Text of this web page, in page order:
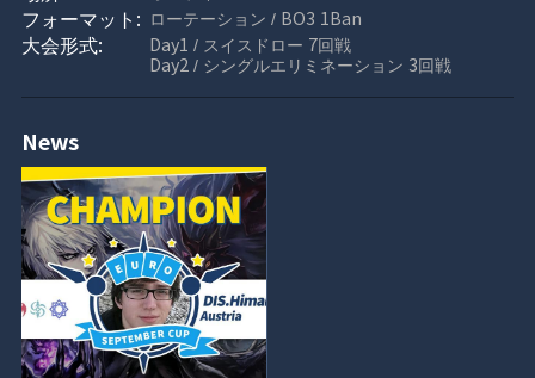
ローテーション / BO3 1Ban
Day1 / スイスドロー 7回戦
Day2 / シングルエリミネーション 3回戦
News